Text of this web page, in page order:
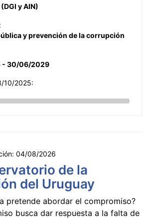
y AIN)
y prevención de la corrupción
- 30/06/2029
10/2025:
04/08/2026
de la
del Uruguay
pretende abordar el compromiso?
busca dar respuesta a la falta de